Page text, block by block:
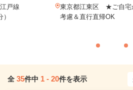
戸線
東京都江東区 ★ご自宅
考慮＆直行直帰OK
全 35件中 1 - 20件を表示